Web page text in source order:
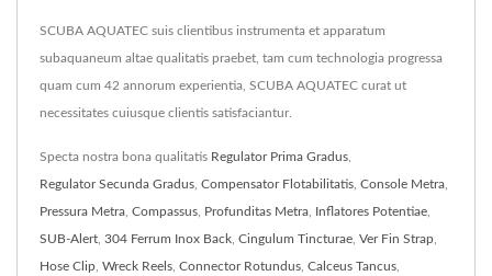
SCUBA AQUATEC suis clientibus instrumenta et apparatum
subaquaneum altae qualitatis praebet, tam cum technologia progressa
quam cum 42 annorum experientia, SCUBA AQUATEC curat ut
necessitates cuiusque clientis satisfaciantur.
Specta nostra bona qualitatis Regulator Prima Gradus
Regulator Secunda Gradus Compensator Flotabilitatis Console Metra
Pressura Metra Compassus Profunditas Metra Inflatores Potentiae
SUB-Alert 304 Ferrum Inox Back Cingulum Tincturae Ver Fin Strap
Hose Clip Wreck Reels Connector Rotundus Calceus Tancus